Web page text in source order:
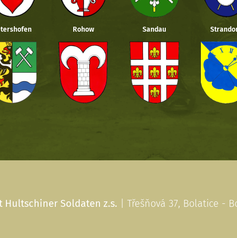
Rohow Sandau
Hultschiner Soldaten z.s. | Třešňová 37, Bolatice -